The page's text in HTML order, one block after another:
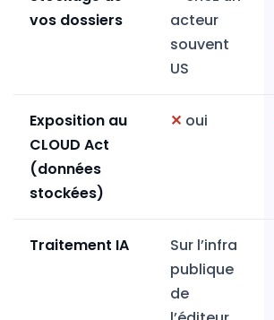
vos dossiers
acteur
souvent
US
Exposition au
CLOUD Act
(données
stockées)
✕ oui
Traitement IA
Sur l’infra
publique
de